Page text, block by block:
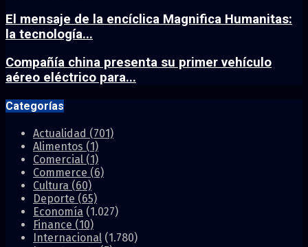
El mensaje de la encíclica Magnifica Humanitas:
la tecnología...
Compañía china presenta su primer vehículo
aéreo eléctrico para...
Categorías
Actualidad (701)
Alimentos (1)
Comercial (1)
Commerce (6)
Cultura (60)
Deporte (65)
Economía (1.027)
Finance (10)
Internacional (1.780)